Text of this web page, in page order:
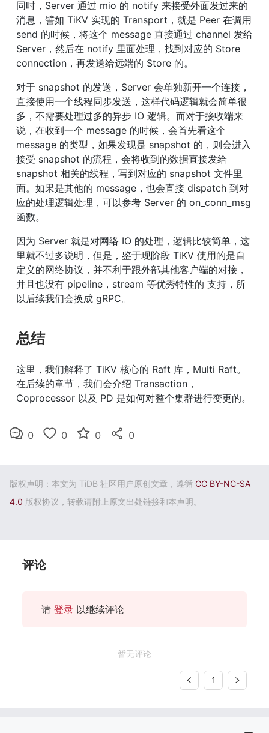
同时，Server 通过 mio 的 notify 来接受外面发过来的
消息，譬如 TiKV 实现的 Transport，就是 Peer 在调用
send 的时候，将这个 message 直接通过 channel 发给
Server，然后在 notify 里面处理，找到对应的 Store
connection，再发送给远端的 Store 的。
对于 snapshot 的发送，Server 会单独新开一个连接，
直接使用一个线程同步发送，这样代码逻辑就会简单很
多，不需要处理过多的异步 IO 逻辑。而对于接收端来
说，在收到一个 message 的时候，会首先看这个
message 的类型，如果发现是 snapshot 的，则会进入
接受 snapshot 的流程，会将收到的数据直接发给
snapshot 相关的线程，写到对应的 snapshot 文件里
面。如果是其他的 message，也会直接 dispatch 到对
应的处理逻辑处理，可以参考 Server 的 on_conn_msg
函数。
因为 Server 就是对网络 IO 的处理，逻辑比较简单，这
里就不过多说明，但是，鉴于现阶段 TiKV 使用的是自
定义的网络协议，并不利于跟外部其他客户端的对接，
并且也没有 pipeline，stream 等优秀特性的 支持，所
以后续我们会换成 gRPC。
总结
这里，我们解释了 TiKV 核心的 Raft 库，Multi Raft。
在后续的章节，我们会介绍 Transaction，
Coprocessor 以及 PD 是如何对整个集群进行变更的。
0 0 0 0
版权声明：本文为 TiDB 社区用户原创文章，遵循 CC BY-NC-SA
4.0 版权协议，转载请附上原文出处链接和本声明。
评论
请 登录 以继续评论
暂无评论
1